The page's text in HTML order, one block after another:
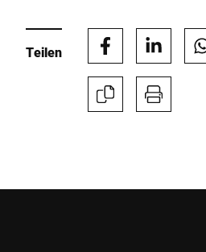
Teilen